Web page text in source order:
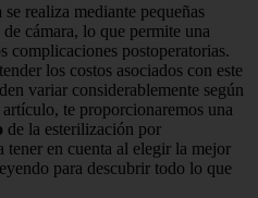
se realiza mediante pequeñas
cámara, lo que permite una
complicaciones postoperatorias.
los costos asociados con este
variar considerablemente según
te proporcionaremos una
de la esterilización por
tener en cuenta al elegir la mejor
para descubrir todo lo que